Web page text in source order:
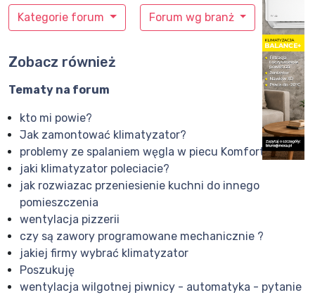
Kategorie forum Forum wg branż
Zobacz również
Tematy na forum
kto mi powie?
Jak zamontować klimatyzator?
problemy ze spalaniem węgla w piecu Komfort Eko
jaki klimatyzator poleciacie?
jak rozwiazac przeniesienie kuchni do innego
pomieszczenia
wentylacja pizzerii
czy są zawory programowane mechanicznie ?
jakiej firmy wybrać klimatyzator
Poszukuję
wentylacja wilgotnej piwnicy - automatyka - pytanie